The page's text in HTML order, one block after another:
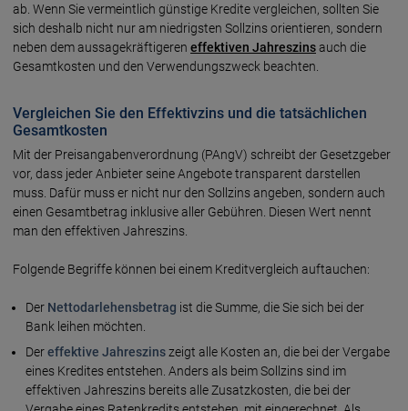
ab. Wenn Sie vermeintlich günstige Kredite vergleichen, sollten Sie
sich deshalb nicht nur am niedrigsten Sollzins orientieren, sondern
neben dem aussagekräftigeren effektiven Jahreszinsauch die
Gesamtkosten und den Verwendungszweck beachten.
Vergleichen Sie den Effektivzins und die tatsächlichen
Gesamtkosten
Mit der Preisangabenverordnung (PAngV) schreibt der Gesetzgeber
vor, dass jeder Anbieter seine Angebote transparent darstellen
muss. Dafür muss er nicht nur den Sollzins angeben, sondern auch
einen Gesamtbetrag inklusive aller Gebühren. Diesen Wert nennt
man den effektiven Jahreszins.
Folgende Begriffe können bei einem Kreditvergleich auftauchen:
Der Nettodarlehensbetrag ist die Summe, die Sie sich bei der
Bank leihen möchten.
Dereffektive Jahreszinszeigt alle Kosten an, die bei der Vergabe
eines Kredites entstehen. Anders als beim Sollzins sind im
effektiven Jahreszins bereits alle Zusatzkosten, die bei der